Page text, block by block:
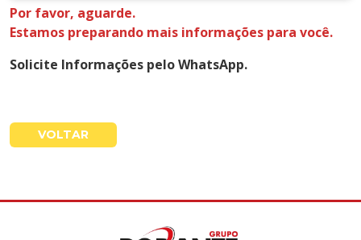
Por favor, aguarde.
Estamos preparando mais informações para você.
Solicite Informações pelo WhatsApp.
VOLTAR